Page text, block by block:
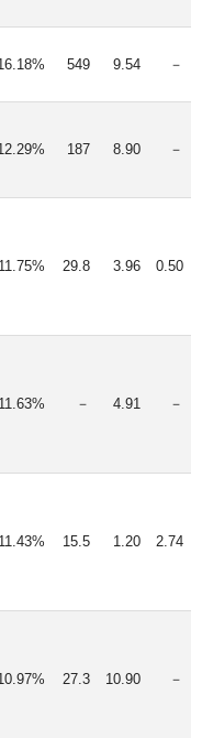
549 9.54 －
187 8.90 －
29.8 3.96 0.50
－ 4.91 －
15.5 1.20 2.74
27.3 10.90 －